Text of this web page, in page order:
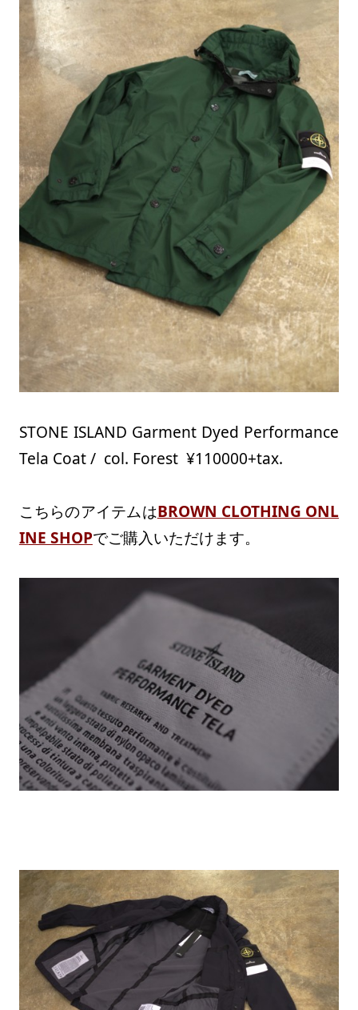
STONE ISLAND Garment Dyed Performance
Tela Coat / col. Forest ¥110000+tax.
こちらのアイテムはBROWN CLOTHING ONL
INE SHOPでご購入いただけます。